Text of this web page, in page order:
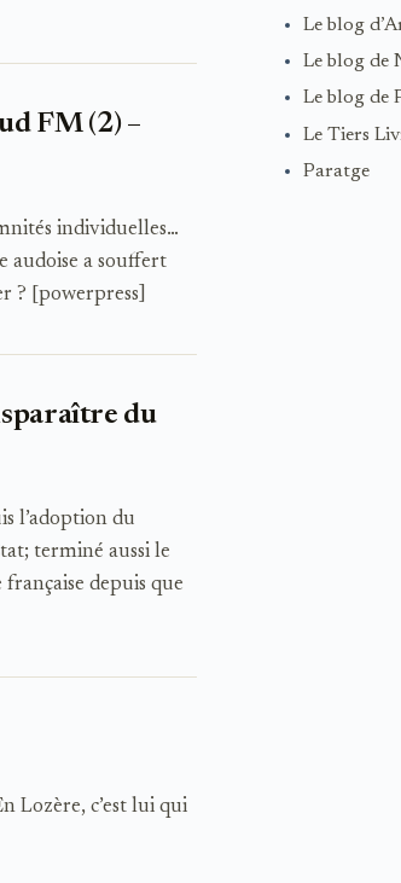
FM (2) –
individuelles…
audoise a souffert
? [powerpress]
du
l’adoption du
terminé aussi le
depuis que
c’est lui qui
Le blog
Le blog de
Le blog de
Le Tiers
Paratge